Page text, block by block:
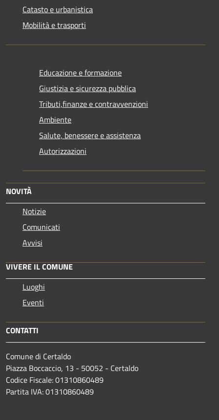
Catasto e urbanistica
Mobilità e trasporti
Educazione e formazione
Giustizia e sicurezza pubblica
Tributi,finanze e contravvenzioni
Ambiente
Salute, benessere e assistenza
Autorizzazioni
NOVITÀ
Notizie
Comunicati
Avvisi
VIVERE IL COMUNE
Luoghi
Eventi
CONTATTI
Comune di Certaldo
Piazza Boccaccio, 13 - 50052 - Certaldo
Codice Fiscale: 01310860489
Partita IVA: 01310860489